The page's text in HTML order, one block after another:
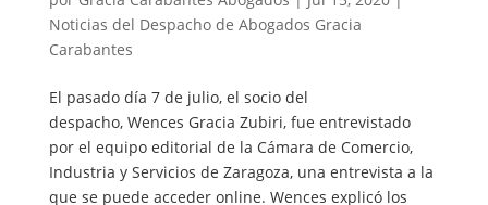
Noticias del Despacho de Abogados Gracia
Carabantes
El pasado día 7 de julio, el socio del
despacho, Wences Gracia Zubiri, fue entrevistado
por el equipo editorial de la Cámara de Comercio,
Industria y Servicios de Zaragoza, una entrevista a la
que se puede acceder online. Wences explicó los